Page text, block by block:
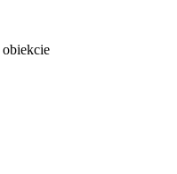
bezpłatny
samochodów
a okoliczne tereny
znajduje się również